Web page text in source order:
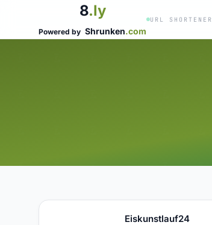
8.ly
Powered by Shrunken.com
URL SHORTENER
Eiskunstlauf24